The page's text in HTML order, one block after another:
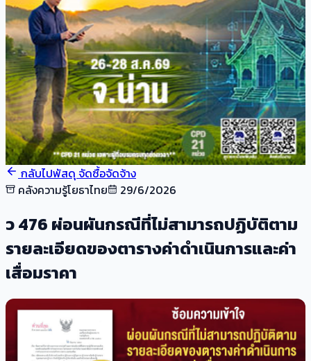
กลับไปพัสดุ จัดซื้อจัดจ้าง
คลังความรู้โยธาไทย
29/6/2026
ว 476 ผ่อนผันกรณีที่ไม่สามารถปฏิบัติตาม
รายละเอียดของตารางค่าดำเนินการและค่า
เสื่อมราคา